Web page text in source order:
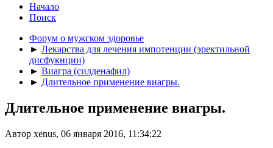
Начало
Поиск
Форум о мужском здоровье
► Лекарства для лечения импотенции (эректильной
дисфукнции)
► Виагра (силденафил)
► Длительное применение виагры.
Длительное применение виагры.
Автор xenus, 06 января 2016, 11:34:22